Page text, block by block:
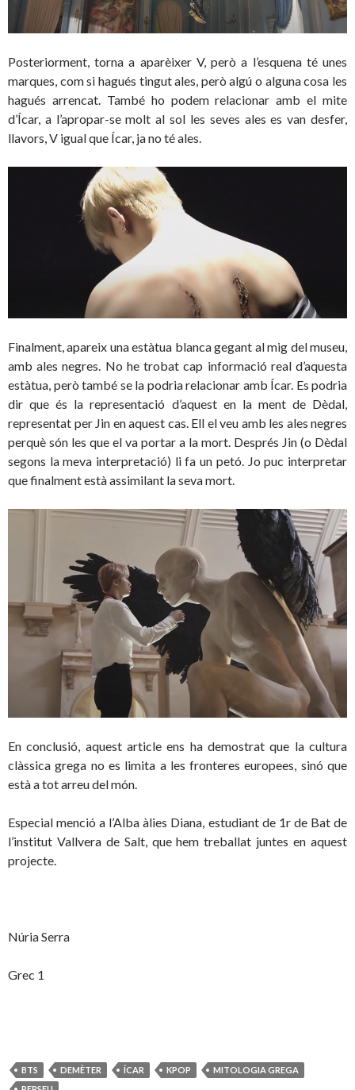
Posteriorment, torna a aparèixer V, però a l’esquena té unes
marques, com si hagués tingut ales, però algú o alguna cosa les
hagués arrencat. També ho podem relacionar amb el mite
d’Ícar, a l’apropar-se molt al sol les seves ales es van desfer,
llavors, V igual que Ícar, ja no té ales.
Finalment, apareix una estàtua blanca gegant al mig del museu,
amb ales negres. No he trobat cap informació real d’aquesta
estàtua, però també se la podria relacionar amb Ícar. Es podria
dir que és la representació d’aquest en la ment de Dèdal,
representat per Jin en aquest cas. Ell el veu amb les ales negres
perquè són les que el va portar a la mort. Després Jin (o Dèdal
segons la meva interpretació) li fa un petó. Jo puc interpretar
que finalment està assimilant la seva mort.
En conclusió, aquest article ens ha demostrat que la cultura
clàssica grega no es limita a les fronteres europees, sinó que
està a tot arreu del món.
Especial menció a l’Alba àlies Diana, estudiant de 1r de Bat de
l’institut Vallvera de Salt, que hem treballat juntes en aquest
projecte.
Núria Serra
Grec 1
BTS DEMÈTER ÍCAR KPOP
MITOLOGIA GREGA